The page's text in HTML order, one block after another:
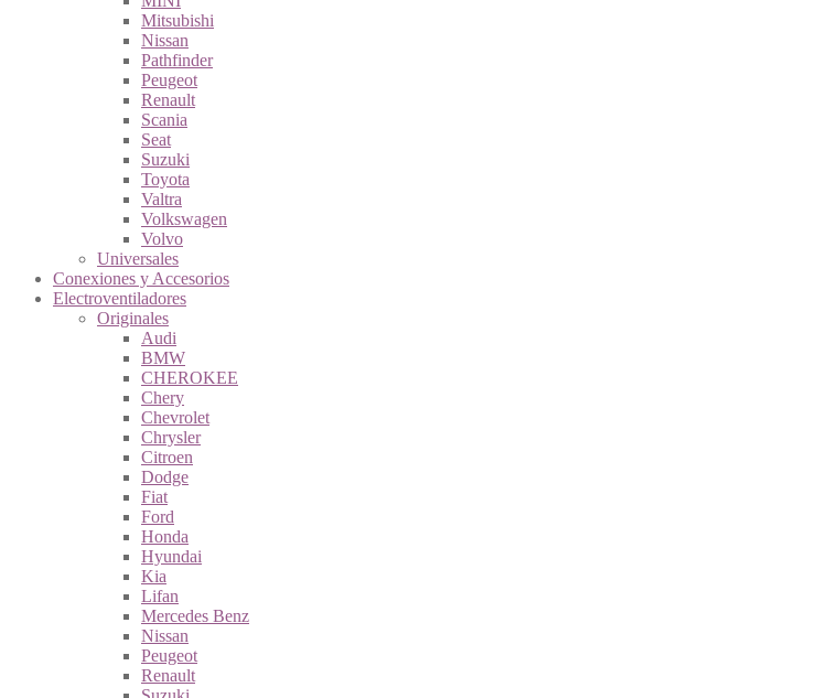
Mitsubishi
Nissan
Pathfinder
Peugeot
Renault
Scania
Seat
Suzuki
Toyota
Valtra
Volkswagen
Volvo
Universales
Conexiones y Accesorios
Electroventiladores
Originales
Audi
BMW
CHEROKEE
Chery
Chevrolet
Chrysler
Citroen
Dodge
Fiat
Ford
Honda
Hyundai
Kia
Lifan
Mercedes Benz
Nissan
Peugeot
Renault